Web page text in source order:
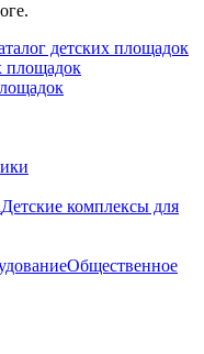
детских площадок
Детские комплексы для
Общественное